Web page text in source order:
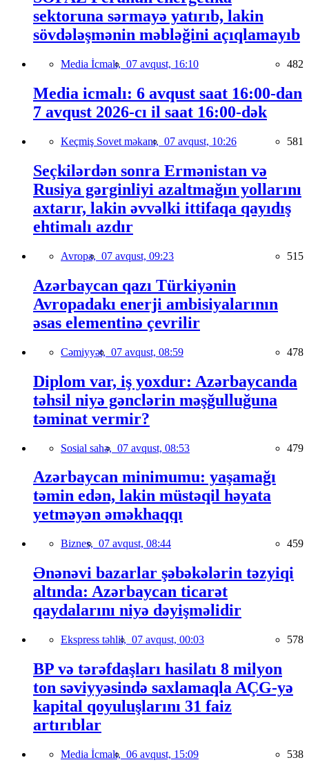
sektoruna sərmayə yatırıb, lakin
sövdələşmənin məbləğini açıqlamayıb
Media İcmalı, 07 avqust, 16:10 482
Media icmalı: 6 avqust saat 16:00-dan
7 avqust 2026-cı il saat 16:00-dək
Keçmiş Sovet məkanı, 07 avqust, 10:26 581
Seçkilərdən sonra Ermənistan və
Rusiya gərginliyi azaltmağın yollarını
axtarır, lakin əvvəlki ittifaqa qayıdış
ehtimalı azdır
Avropa, 07 avqust, 09:23 515
Azərbaycan qazı Türkiyənin
Avropadakı enerji ambisiyalarının
əsas elementinə çevrilir
Cəmiyyət, 07 avqust, 08:59 478
Diplom var, iş yoxdur: Azərbaycanda
təhsil niyə gənclərin məşğulluğuna
təminat vermir?
Sosial sahə, 07 avqust, 08:53 479
Azərbaycan minimumu: yaşamağı
təmin edən, lakin müstəqil həyata
yetməyən əməkhaqqı
Biznes, 07 avqust, 08:44 459
Ənənəvi bazarlar şəbəkələrin təzyiqi
altında: Azərbaycan ticarət
qaydalarını niyə dəyişməlidir
Ekspress təhlil, 07 avqust, 00:03 578
BP və tərəfdaşları hasilatı 8 milyon
ton səviyyəsində saxlamaqla AÇG-yə
kapital qoyuluşlarını 31 faiz
artırıblar
Media İcmalı, 06 avqust, 15:09 538